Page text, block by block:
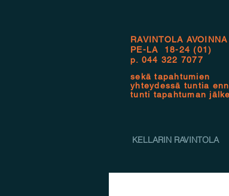
RAVINTOLA AVOINNA
PE-LA 18-24 (01)
p. 044 322 7077
sekä tapahtumien
yhteydessä tuntia
tunti tapahtuman
KELLARIN RAVINTOLA